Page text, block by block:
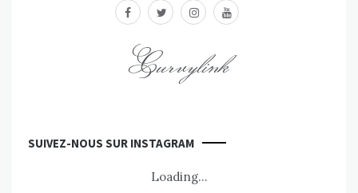
facebooktwitterinstagram
youtube
Curvylink
SUIVEZ-NOUS SUR INSTAGRAM
Loading...